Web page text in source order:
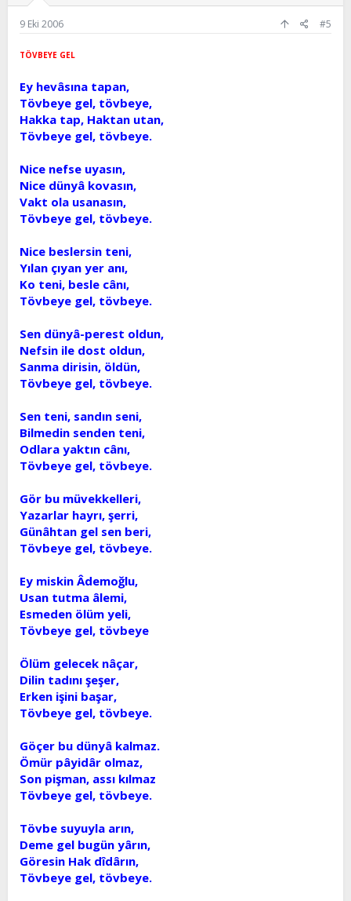
9 Eki 2006 #5
TÖVBEYE GEL
Ey hevâsına tapan,
Tövbeye gel, tövbeye,
Hakka tap, Haktan utan,
Tövbeye gel, tövbeye.
Nice nefse uyasın,
Nice dünyâ kovasın,
Vakt ola usanasın,
Tövbeye gel, tövbeye.
Nice beslersin teni,
Yılan çıyan yer anı,
Ko teni, besle cânı,
Tövbeye gel, tövbeye.
Sen dünyâ-perest oldun,
Nefsin ile dost oldun,
Sanma dirisin, öldün,
Tövbeye gel, tövbeye.
Sen teni, sandın seni,
Bilmedin senden teni,
Odlara yaktın cânı,
Tövbeye gel, tövbeye.
Gör bu müvekkelleri,
Yazarlar hayrı, şerri,
Günâhtan gel sen beri,
Tövbeye gel, tövbeye.
Ey miskin Âdemoğlu,
Usan tutma âlemi,
Esmeden ölüm yeli,
Tövbeye gel, tövbeye
Ölüm gelecek nâçar,
Dilin tadını şeşer,
Erken işini başar,
Tövbeye gel, tövbeye.
Göçer bu dünyâ kalmaz.
Ömür pâyidâr olmaz,
Son pişman, assı kılmaz
Tövbeye gel, tövbeye.
Tövbe suyuyla arın,
Deme gel bugün yârın,
Göresin Hak dîdârın,
Tövbeye gel, tövbeye.